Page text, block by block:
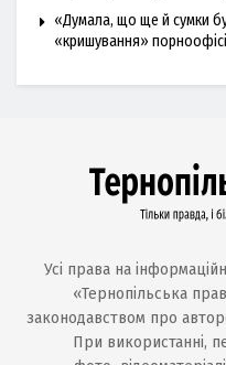
«Думала, що ще й сумки
«кришування»
Усі права на
«Тернопільська
законодавством про
При використанні,